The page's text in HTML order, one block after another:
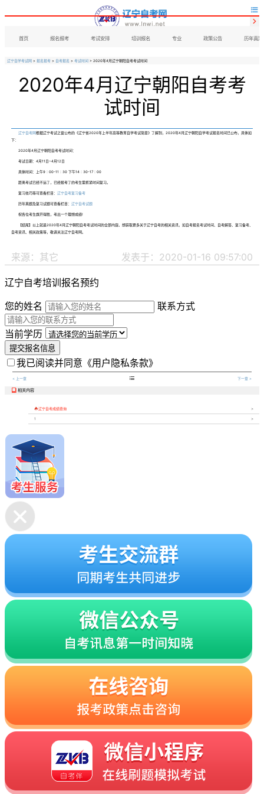

首页 报名报考 考试安排 培训报名 专业 政策公告 历年真题

辽宁自学考试网 > 报名报考 > 自考报名 > 考试时间 > 2020年4月辽宁朝阳自考考试时间
2020年4月辽宁朝阳自考考
试时间
辽宁自考网根据辽宁考试之窗公布的《辽宁省2020年上半年高等教育自学考试简章》了解到，2020年4月辽宁朝阳自学考试报名时间已公布，具体如
下：
2020年4月辽宁朝阳自考考试时间：
考试日期：4月11日~4月12日
具体时间：上午9∶00-11∶30 下午14∶30-17∶00
距离考试已经不远了，已经报考了的考生需抓紧时间复习。
复习技巧等可查看栏目： 辽宁自考复习备考
历年真题及复习试题可查看栏目： 辽宁自考试题
祝各位考生旗开得胜，考出一个理想成绩!
【结尾】以上就是2020年4月辽宁朝阳自考考试时间的全部内容。想获取更多关于辽宁自考的相关资讯，如自考报名考试时间、自考解答、复习备考、
自考资讯、相关政策等，敬请关注辽宁自考网。
来源：其它 发表于：2020-01-16 09:57:00
辽宁自考培训报名预约
您的姓名
联系方式
当前学历
提交报名信息
我已阅读并同意 《用户隐私条款》
< 上一章  下一章 >
 相关内容
辽宁自考成绩查询
1